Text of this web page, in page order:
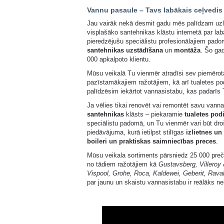
Vannu pasaule – Tavs labākais
Jau vairāk nekā desmit gadu mēs palīdzam
visplašāko santehnikas klāstu internetā par
pieredzējušu speciālistu profesionālajiem
santehnikas uzstādīšanaun montāža. Šo
000 apkalpoto klientu.
Mūsu veikalā Tu vienmēr atradīsi sev
pazīstamākajiem ražotājiem, kā arī tualetes
palīdzēsim iekārtot vannasistabu, kas
Ja vēlies tikai renovēt vai remontēt savu
santehnikas klāsts – piekaramie tualetes podi
speciālistu padomā, un Tu vienmēr vari būt
piedāvājuma, kurā ietilpst stilīgas izlietnes
boileri un praktiskas saimniecības preces.
Mūsu veikala sortiments pārsniedz 25 000
no tādiem ražotājiem kā Gustavsberg, Villeroy
Vispool, Grohe, Roca, Kaldewei, Geberit,
par jaunu un skaistu vannasistabu ir reālāks